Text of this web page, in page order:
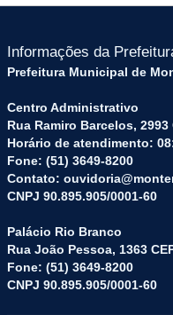
Informações da
Prefeitura Municipal de
Centro Administrativo
Rua Ramiro Barcelos, 2993
Horário de atendimento:
Fone: (51) 3649-8200
Contato:
CNPJ 90.895.905/0001-60
Palácio Rio Branco
Rua João Pessoa, 1363
Fone: (51) 3649-8200
CNPJ 90.895.905/0001-60